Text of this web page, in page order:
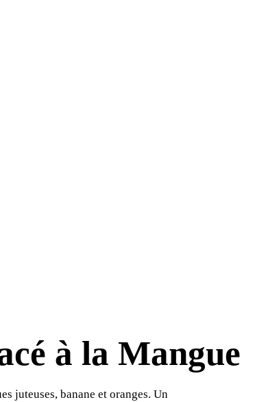
à la Mangue
juteuses, banane et oranges. Un